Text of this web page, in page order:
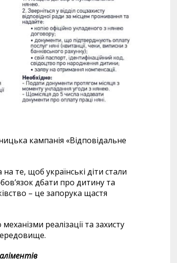
кампанія «Відповідальне
те, щоб українські діти стали
дбати про дитину та
– це запорука щастя
реалізації та захисту